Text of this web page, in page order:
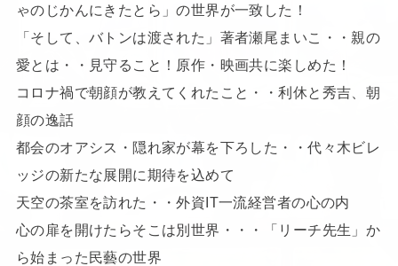
ゃのじかんにきたとら」の世界が一致した！
「そして、バトンは渡された」著者瀬尾まいこ・・親の
愛とは・・見守ること！原作・映画共に楽しめた！
コロナ禍で朝顔が教えてくれたこと・・利休と秀吉、朝
顔の逸話
都会のオアシス・隠れ家が幕を下ろした・・代々木ビレ
ッジの新たな展開に期待を込めて
天空の茶室を訪れた・・外資IT一流経営者の心の内
心の扉を開けたらそこは別世界・・・「リーチ先生」か
ら始まった民藝の世界